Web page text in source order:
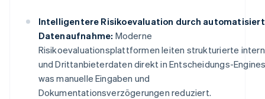
Intelligentere Risikoevaluation durch
Datenaufnahme: Moderne
Risikoevaluationsplattformen leiten strukturierte
und Drittanbieterdaten direkt in Entscheidungs-
was manuelle Eingaben und
Dokumentationsverzögerungen reduziert.